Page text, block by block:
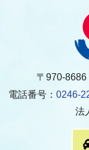
〒970-
電話番号： 0246-
法